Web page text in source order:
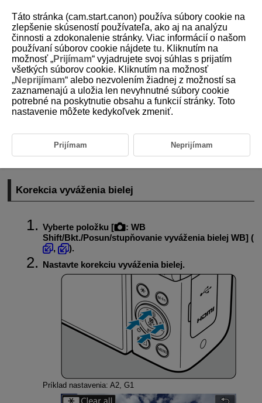
D292-070
Korekcia vyváženia bielej
Korekcia vyváženia bielej
Nastavené vyváženie bielej je možné korigovať. Úprava bude mať
rovnaký efekt ako použitie komerčne dostupného filtra na konverziu
farebnej teploty alebo kompenzačného farebného filtra.
Korekcia vyváženia bielej
Vyberte položku [ : WB
Shift/Bkt./Posun/stupňovanie vyváženia bielej WB] (
,
).
Nastavte korekciu vyváženia bielej.
Príklad nastavenia: A2, G1
Táto stránka (cam.start.canon) používa súbory cookie na
zlepšenie skúseností používateľa, ako aj na analýzu
činnosti a zdokonalenie stránky. Viac informácií o našom
používaní súborov cookie nájdete tu. Kliknutím na
možnosť „Prijímam“ vyjadrujete svoj súhlas s prijatím
všetkých súborov cookie. Kliknutím na možnosť
„Neprijímam“ alebo nezvolením žiadnej z možností sa
zaznamenajú a uložia len nevyhnutné súbory cookie
potrebné na poskytnutie obsahu a funkcií stránky. Toto
nastavenie môžete kedykoľvek zmeniť.
Prijímam Neprijímam